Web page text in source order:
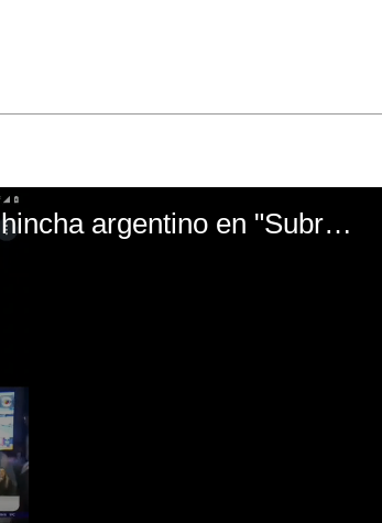
El mal momento de Yanina Gasañol con un hincha argentino en "Subrayado"